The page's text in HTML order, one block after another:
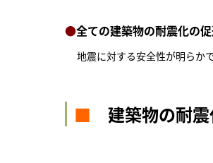
●全ての建築物の耐震化の
地震に対する安全性が明らか
■ 建築物の耐